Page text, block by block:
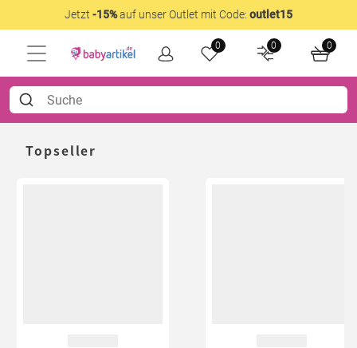
Jetzt -15%auf unser Outlet mit Code: outlet15
0 0 0
Topseller